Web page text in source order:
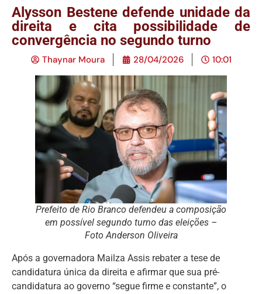
Alysson Bestene defende unidade da
direita e cita possibilidade de
convergência no segundo turno
Thaynar Moura 28/04/2026 10:01
Prefeito de Rio Branco defendeu a composição
em possível segundo turno das eleições –
Foto Anderson Oliveira
Após a governadora Mailza Assis rebater a tese de
candidatura única da direita e afirmar que sua pré-
candidatura ao governo “segue firme e constante”, o